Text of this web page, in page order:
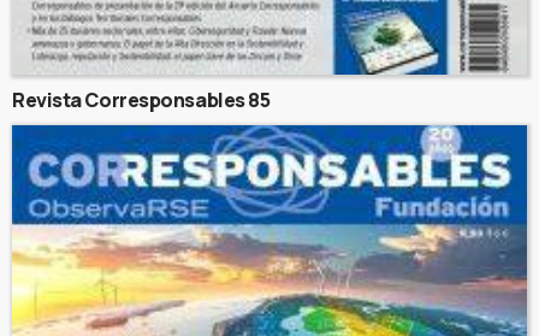
Revista Corresponsables 85